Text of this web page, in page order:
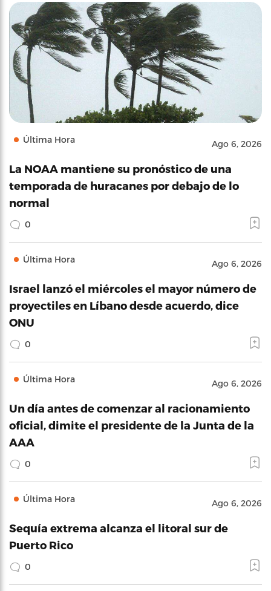
Última Hora Ago 6, 2026
La NOAA mantiene su pronóstico de una
temporada de huracanes por debajo de lo
normal
0
Última Hora Ago 6, 2026
Israel lanzó el miércoles el mayor número de
proyectiles en Líbano desde acuerdo, dice
ONU
0
Última Hora Ago 6, 2026
Un día antes de comenzar al racionamiento
oficial, dimite el presidente de la Junta de la
AAA
0
Última Hora Ago 6, 2026
Sequía extrema alcanza el litoral sur de
Puerto Rico
0